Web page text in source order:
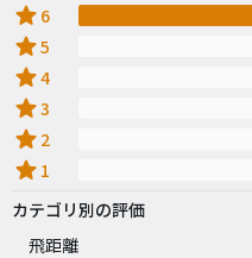
star 6
star5
star4
star3
star 2
star 1
カテゴリ別の評価
飛距離